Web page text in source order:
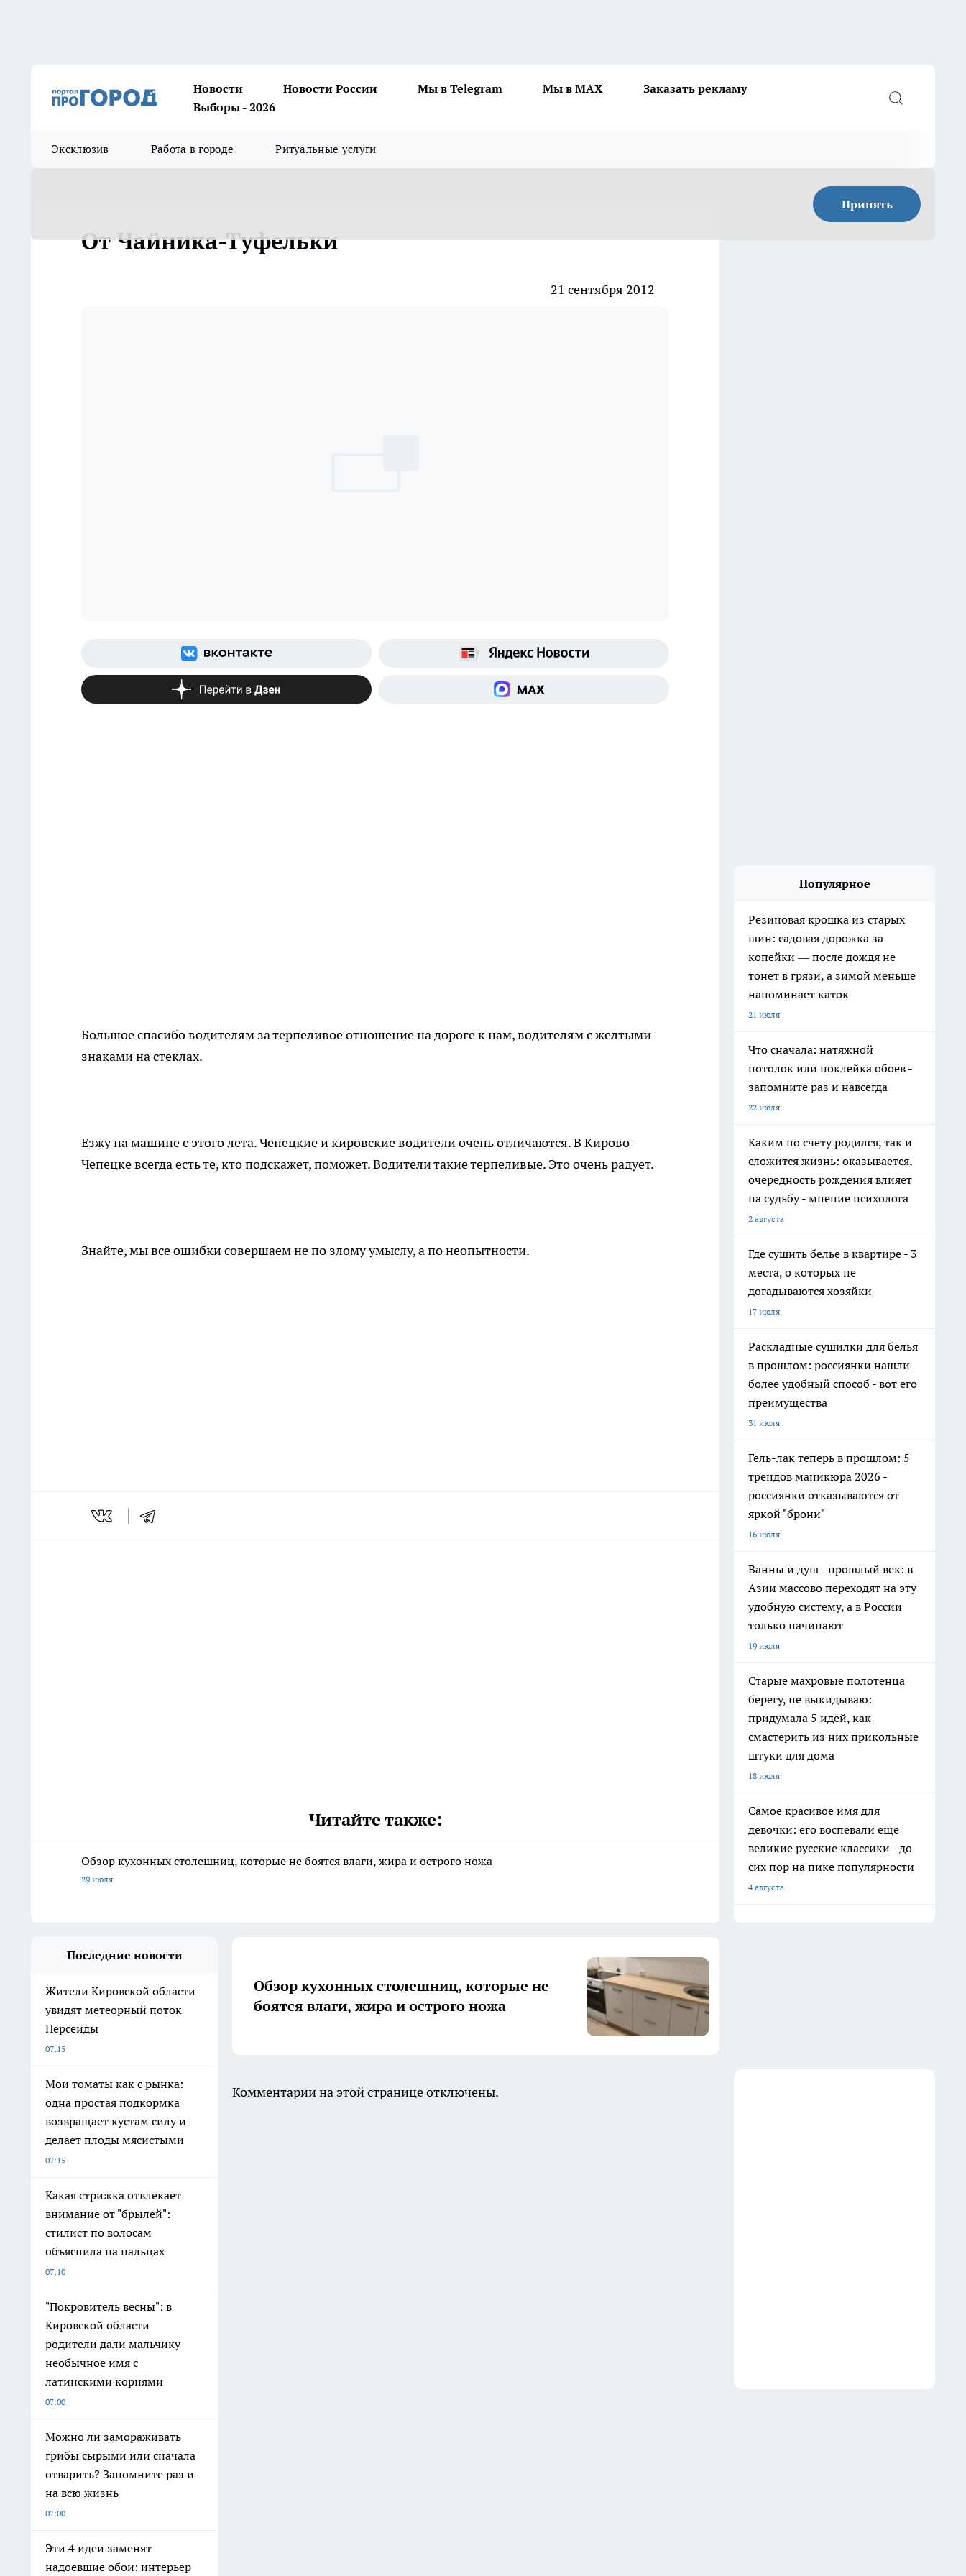
Новости Новости России Мы в Telegram Мы в MAX
Заказать рекламу
Выборы - 2026
Эксклюзив Работа в городе Ритуальные услуги
Принять
От Чайника-Туфельки
21 сентября 2012
Большое спасибо водителям за терпеливое отношение на дороге к нам, водителям с желтыми
знаками на стеклах.
Езжу на машине с этого лета. Чепецкие и кировские водители очень отличаются. В Кирово-
Чепецке всегда есть те, кто подскажет, поможет. Водители такие терпеливые. Это очень радует.
Знайте, мы все ошибки совершаем не по злому умыслу, а по неопытности.
Читайте также:
Обзор кухонных столешниц, которые не боятся влаги, жира и острого ножа
29 июля
Популярное
Резиновая крошка из старых
шин: садовая дорожка за
копейки — после дождя не
тонет в грязи, а зимой меньше
напоминает каток
21 июля
Что сначала: натяжной
потолок или поклейка обоев -
запомните раз и навсегда
22 июля
Каким по счету родился, так и
сложится жизнь: оказывается,
очередность рождения влияет
на судьбу - мнение психолога
2 августа
Где сушить белье в квартире - 3
места, о которых не
догадываются хозяйки
17 июля
Раскладные сушилки для белья
в прошлом: россиянки нашли
более удобный способ - вот его
преимущества
31 июля
Гель-лак теперь в прошлом: 5
трендов маникюра 2026 -
россиянки отказываются от
яркой "брони"
16 июля
Ванны и душ - прошлый век: в
Азии массово переходят на эту
удобную систему, а в России
только начинают
19 июля
Старые махровые полотенца
берегу, не выкидываю:
придумала 5 идей, как
смастерить из них прикольные
штуки для дома
18 июля
Самое красивое имя для
девочки: его воспевали еще
великие русские классики - до
сих пор на пике популярности
4 августа
Последние новости
Жители Кировской области
увидят метеорный поток
Персеиды
07:15
Мои томаты как с рынка:
одна простая подкормка
возвращает кустам силу и
делает плоды мясистыми
07:15
Какая стрижка отвлекает
внимание от "брылей":
стилист по волосам
объяснила на пальцах
07:10
"Покровитель весны": в
Кировской области
родители дали мальчику
необычное имя с
латинскими корнями
07:00
Можно ли замораживать
грибы сырыми или сначала
отварить? Запомните раз и
на всю жизнь
07:00
Эти 4 идеи заменят
надоевшие обои: интерьер
Обзор кухонных столешниц, которые не
боятся влаги, жира и острого ножа
Комментарии на этой странице отключены.